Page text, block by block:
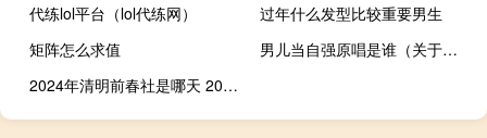
代练lol平台（lol代练网）
过年什么发型比较重要男生
矩阵怎么求值
男儿当自强原唱是谁（关于男儿当自强原唱是谁的介绍）
2024年清明前春社是哪天 2024年春社黄历查询